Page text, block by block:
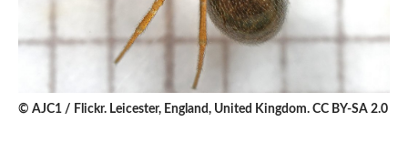
© AJC1 / Flickr. Leicester, England, United Kingdom. CC BY-SA 2.0